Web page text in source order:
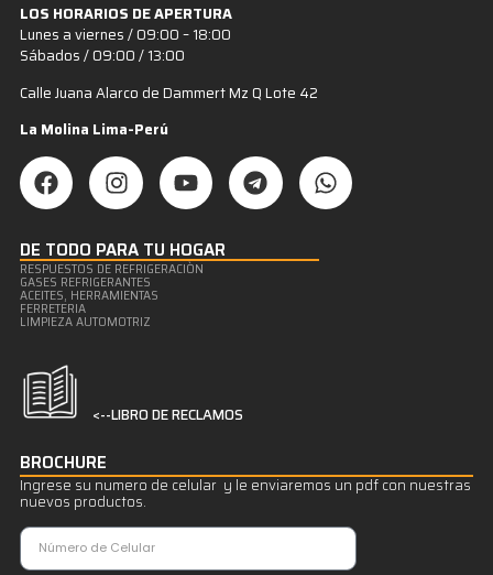
LOS HORARIOS DE APERTURA
Lunes a viernes / 09:00 – 18:00
Sábados / 09:00 / 13:00
Calle Juana Alarco de Dammert Mz Q Lote 42
La Molina Lima-Perú
DE TODO PARA TU HOGAR
RESPUESTOS DE REFRIGERACIÒN
GASES REFRIGERANTES
ACEITES, HERRAMIENTAS
FERRETERIA
LIMPIEZA AUTOMOTRIZ
<--LIBRO DE RECLAMOS
BROCHURE
Ingrese su numero de celular y le enviaremos un pdf con nuestras
nuevos productos.